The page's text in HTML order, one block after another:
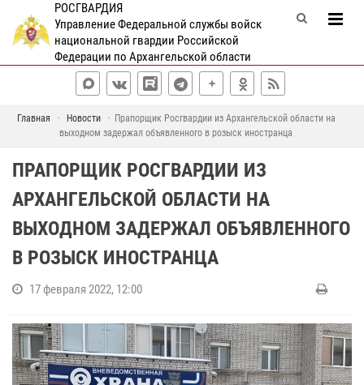
РОСГВАРДИЯ
Управление Федеральной службы войск
национальной гвардии Российской
Федерации по Архангельской области
Главная Новости
Прапорщик Росгвардии из Архангельской области на
выходном задержал объявленного в розыск иностранца
ПРАПОРЩИК РОСГВАРДИИ ИЗ
АРХАНГЕЛЬСКОЙ ОБЛАСТИ НА
ВЫХОДНОМ ЗАДЕРЖАЛ ОБЪЯВЛЕННОГО
В РОЗЫСК ИНОСТРАНЦА
17 февраля 2022, 12:00